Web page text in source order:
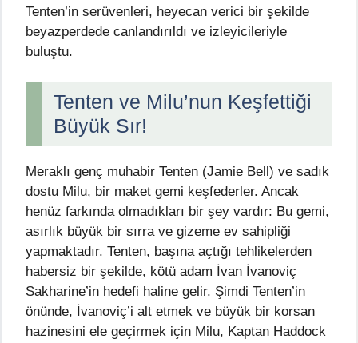
Tenten’in serüvenleri, heyecan verici bir şekilde
beyazperdede canlandırıldı ve izleyicileriyle
buluştu.
Tenten ve Milu’nun Keşfettiği
Büyük Sır!
Meraklı genç muhabir Tenten (Jamie Bell) ve sadık
dostu Milu, bir maket gemi keşfederler. Ancak
henüz farkında olmadıkları bir şey vardır: Bu gemi,
asırlık büyük bir sırra ve gizeme ev sahipliği
yapmaktadır. Tenten, başına açtığı tehlikelerden
habersiz bir şekilde, kötü adam İvan İvanoviç
Sakharine’in hedefi haline gelir. Şimdi Tenten’in
önünde, İvanoviç’i alt etmek ve büyük bir korsan
hazinesini ele geçirmek için Milu, Kaptan Haddock